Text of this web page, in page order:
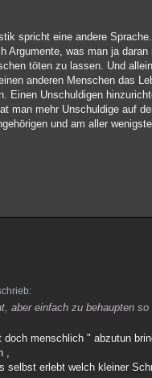
spricht eine andere
Argumente, was man ja
töten zu lassen. Und
anderen Menschen das
Einen Unschuldigen
man mehr Unschuldige auf
und am aller
aber einfach zu behaupten
menschlich " abzutun
,
selbst erlebt welch kleiner